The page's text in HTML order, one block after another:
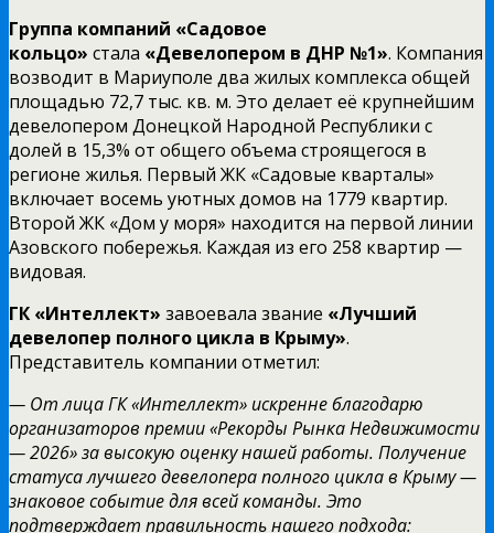
Группа компаний «Садовое
кольцо» стала «Девелопером в ДНР №1». Компания
возводит в Мариуполе два жилых комплекса общей
площадью 72,7 тыс. кв. м. Это делает её крупнейшим
девелопером Донецкой Народной Республики с
долей в 15,3% от общего объема строящегося в
регионе жилья. Первый ЖК «Садовые кварталы»
включает восемь уютных домов на 1779 квартир.
Второй ЖК «Дом у моря» находится на первой линии
Азовского побережья. Каждая из его 258 квартир —
видовая.
ГК «Интеллект» завоевала звание «Лучший
девелопер полного цикла в Крыму».
Представитель компании отметил:
— От лица ГК «Интеллект» искренне благодарю
организаторов премии «Рекорды Рынка Недвижимости
— 2026» за высокую оценку нашей работы. Получение
статуса лучшего девелопера полного цикла в Крыму —
знаковое событие для всей команды. Это
подтверждает правильность нашего подхода: